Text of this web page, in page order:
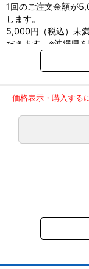
1回のご注文金額が
します。
5,000円（税込）未
だきます。※沖縄県を
※2017年11月14日（
回のご注文金額（
ご了承のほどよろし
弊社都合でお届けが
のみで新たな送料は
大型商品送料が必要
負担頂きます。
受けます。
価格表示・購入する